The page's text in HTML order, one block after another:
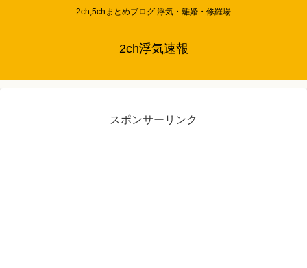
2ch,5chまとめブログ 浮気・離婚・修羅場
2ch浮気速報
スポンサーリンク